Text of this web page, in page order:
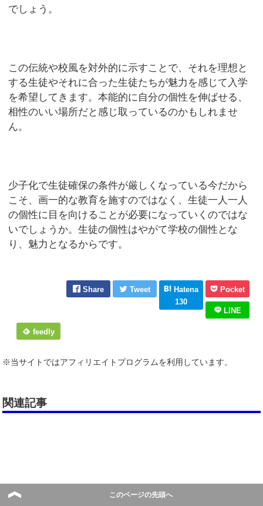
でしょう。
この伝統や校風を対外的に示すことで、それを理想と
する生徒やそれに合った生徒たちが魅力を感じて入学
を希望してきます。本能的に自分の個性を伸ばせる、
相性のいい場所だと感じ取っているのかもしれませ
ん。
少子化で生徒確保の条件が厳しくなっている今だから
こそ、画一的な教育を施すのではなく、生徒一人一人
の個性に目を向けることが必要になっていくのではな
いでしょうか。生徒の個性はやがて学校の個性とな
り、魅力となるからです。
Share Tweet
Hatena
130
Pocket
LINE
feedly
※当サイトではアフィリエイトプログラムを利用しています。
関連記事
このページの先頭へ